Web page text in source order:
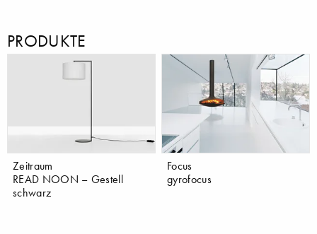
PRODUKTE
Zeitraum
READ NOON – Gestell
schwarz
Focus
gyrofocus